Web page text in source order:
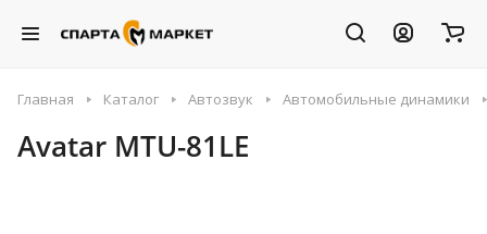
Главная Каталог Автозвук Автомобильные динамики
Avatar MTU-81LE